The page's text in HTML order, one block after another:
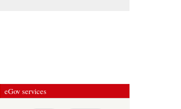
eGov services